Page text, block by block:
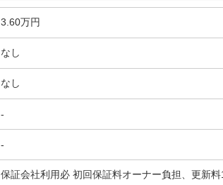
3.60万円
なし
なし
-
-
保証会社利用必 初回保証料オーナー負担、更新